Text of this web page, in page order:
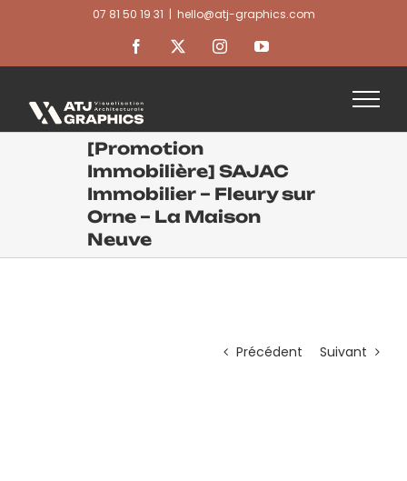
07 81 50 19 31 | hello@atj-graphics.com
Facebook InstagramYouTube
[Promotion
Immobilière] SAJAC
Immobilier – Fleury sur
Orne – La Maison
Neuve
Précédent Suivant